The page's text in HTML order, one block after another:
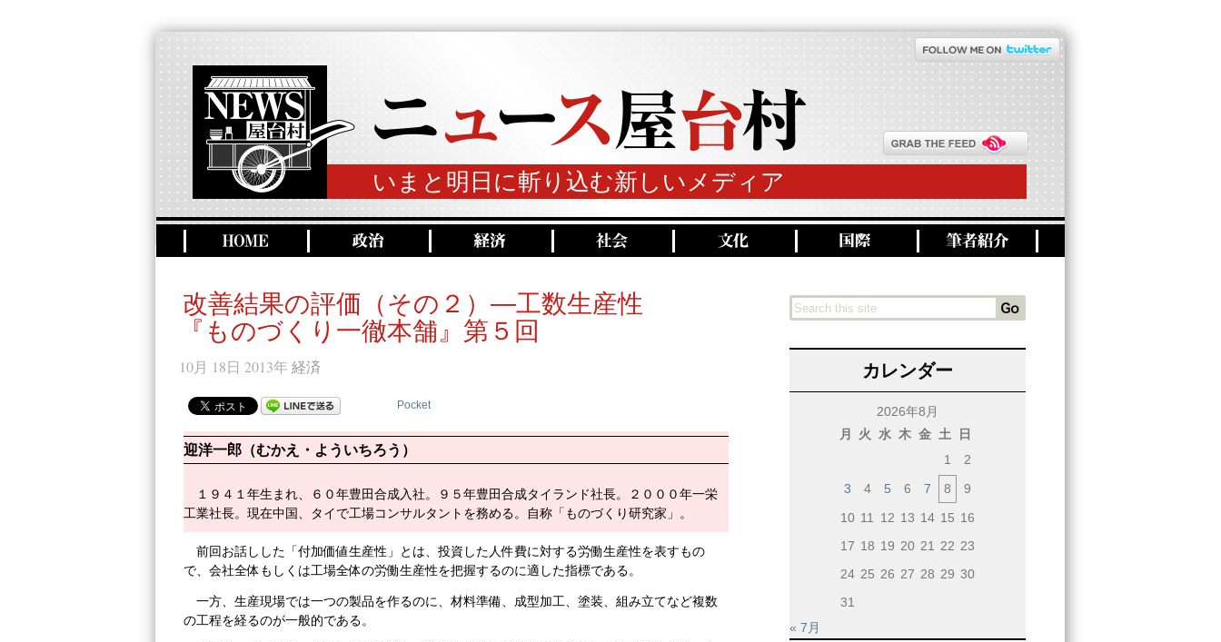
いまと明日に斬り込む新しいメディア
改善結果の評価（その２）―工数生産性
『ものづくり一徹本舗』第５回
10月 18日 2013年 経済
Pocket
迎洋一郎（むかえ・よういちろう）
１９４１年生まれ、６０年豊田合成入社。９５年豊田合成タイランド社長。２０００年一栄
工業社長。現在中国、タイで工場コンサルタントを務める。自称「ものづくり研究家」。
前回お話しした「付加価値生産性」とは、投資した人件費に対する労働生産性を表すもの
で、会社全体もしくは工場全体の労働生産性を把握するのに適した指標である。
一方、生産現場では一つの製品を作るのに、材料準備、成型加工、塗装、組み立てなど複数
の工程を経るのが一般的である。
カレンダー
2026年8月
月
火 水 木 金 土
日
1
2
3
4 5 6 7 8
9
10 11 12 13 14 15 16
17 18 19 20 21 22 23
24 25 26 27 28 29 30
31
« 7月